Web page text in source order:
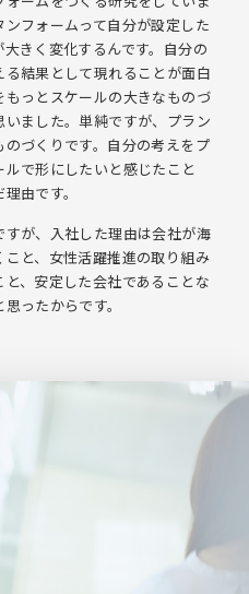
ンフォームって自分が設定した
きく変化するんです。自分の
結果として現れることが面白
もっとスケールの大きなものづ
いました。単純ですが、プラン
のづくりです。自分の考えをプ
で形にしたいと感じたこと
由です。
が、入社した理由は会社が海
と、女性活躍推進の取り組み
と、安定した会社であることな
ったからです。